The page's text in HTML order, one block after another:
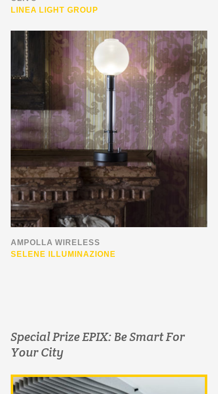
LINEA LIGHT GROUP
AMPOLLA WIRELESS
SELENE ILLUMINAZIONE
Special Prize EPIX: Be Smart For
Your City